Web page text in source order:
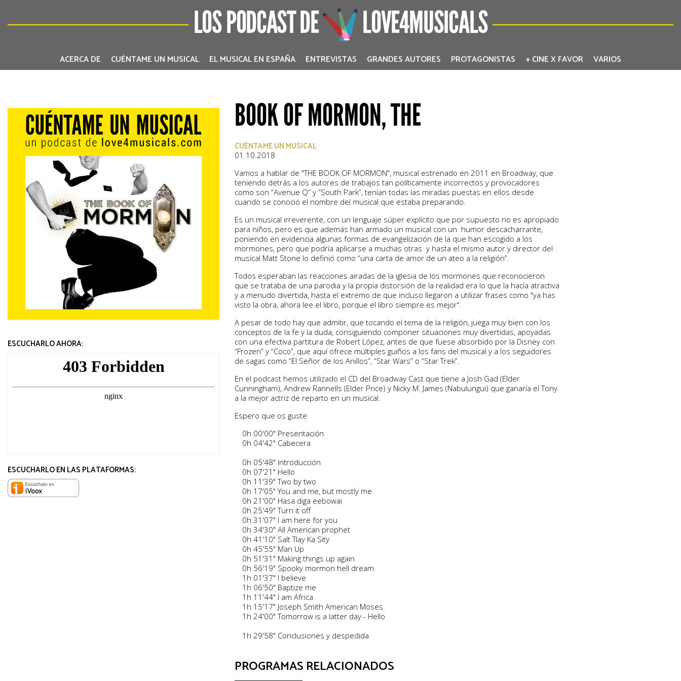
LOS PODCAST DE LOVE4MUSICALS
ACERCA DE CUÉNTAME UN MUSICAL EL MUSICAL EN ESPAÑA ENTREVISTAS GRANDES AUTORES PROTAGONISTAS + CINE X FAVOR VARIOS
ESCUCHARLO AHORA:
ESCUCHARLO EN LAS PLATAFORMAS:
BOOK OF MORMON, THE
CUÉNTAME UN MUSICAL
01.10.2018
Vamos a hablar de "THE BOOK OF MORMON", musical estrenado en 2011 en Broadway, que
teniendo detrás a los autores de trabajos tan políticamente incorrectos y provocadores
como son “Avenue Q” y “South Park”, tenían todas las miradas puestas en ellos desde
cuando se conoció el nombre del musical que estaba preparando.
Es un musical irreverente, con un lenguaje súper explícito que por supuesto no es apropiado
para niños, pero es que además han armado un musical con un humor descacharrante,
poniendo en evidencia algunas formas de evangelización de la que han escogido a los
mormones, pero que podría aplicarse a muchas otras y hasta el mismo autor y director del
musical Matt Stone lo definió como “una carta de amor de un ateo a la religión”.
Todos esperaban las reacciones airadas de la iglesia de los mormones que reconocieron
que se trataba de una parodia y la propia distorsión de la realidad era lo que la hacía atractiva
y a menudo divertida, hasta el extremo de que incluso llegaron a utilizar frases como "ya has
visto la obra, ahora lee el libro, porque el libro siempre es mejor".
A pesar de todo hay que admitir, que tocando el tema de la religión, juega muy bien con los
conceptos de la fe y la duda, consiguiendo componer situaciones muy divertidas, apoyadas
con una efectiva partitura de Robert López, antes de que fuese absorbido por la Disney con
“Frozen” y “Coco”, que aquí ofrece múltiples guiños a los fans del musical y a los seguidores
de sagas como “El Señor de los Anillos”, “Star Wars” o “Star Trek”.
En el podcast hemos utilizado el CD del Broadway Cast que tiene a Josh Gad (Elder
Cunningham), Andrew Rannells (Elder Price) y Nicky M. James (Nabulungui) que ganaría el Tony
a la mejor actriz de reparto en un musical.
Espero que os guste
0h 00'00" Presentación
0h 04'42" Cabecera
0h 05'48" Introducción
0h 07'21" Hello
0h 11'39" Two by two
0h 17'05" You and me, but mostly me
0h 21'00" Hasa diga eebowai
0h 25'49" Turn it off
0h 31'07" I am here for you
0h 34'30" All American prophet
0h 41'10" Salt Tlay Ka Sity
0h 45'55" Man Up
0h 51'31" Making things up again
0h 56'19" Spooky mormon hell dream
1h 01'37" I believe
1h 06'50" Baptize me
1h 11'44" I am Africa
1h 15'17" Joseph Smith American Moses
1h 24'00" Tomorrow is a latter day - Hello
1h 29'58" Conclusiones y despedida
PROGRAMAS RELACIONADOS